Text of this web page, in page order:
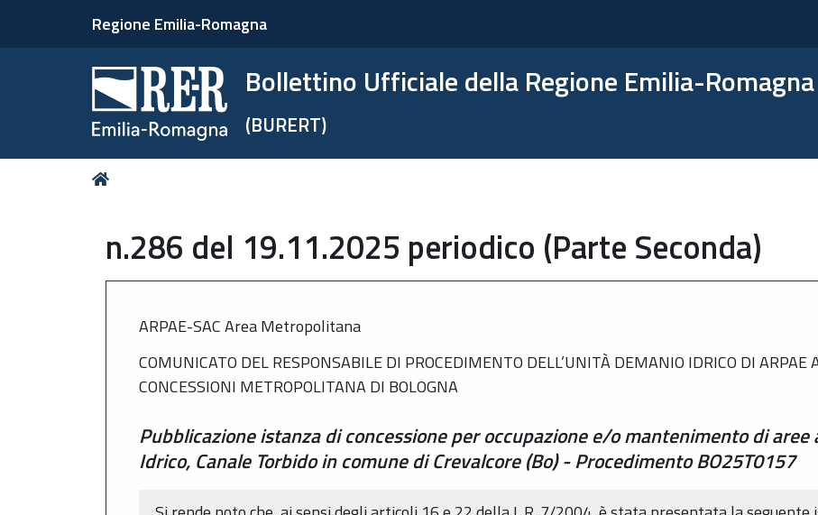
Regione Emilia-Romagna
Bollettino Ufficiale della Regione Emilia-Romagna
(BURERT)
Tu
n.286 del 19.11.2025 periodico (Parte Seconda)
ARPAE-SAC Area Metropolitana
COMUNICATO DEL RESPONSABILE DI PROCEDIMENTO DELL’UNITÀ DEMANIO IDRICO DI ARPAE
CONCESSIONI METROPOLITANA DI BOLOGNA
Pubblicazione istanza di concessione per occupazione e/o mantenimento di
Idrico, Canale Torbido in comune di Crevalcore (Bo) - Procedimento BO25T0157